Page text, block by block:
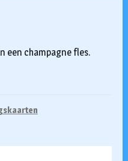
een champagne fles.